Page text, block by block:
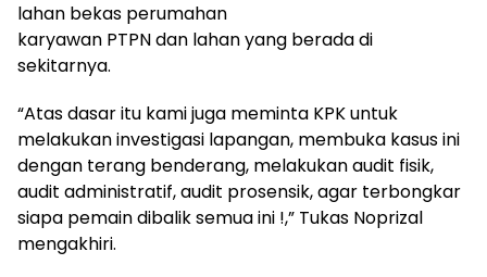
lahan bekas perumahan
karyawan PTPN dan lahan yang berada di
sekitarnya.
“Atas dasar itu kami juga meminta KPK untuk
melakukan investigasi lapangan, membuka kasus ini
dengan terang benderang, melakukan audit fisik,
audit administratif, audit prosensik, agar terbongkar
siapa pemain dibalik semua ini !,” Tukas Noprizal
mengakhiri.